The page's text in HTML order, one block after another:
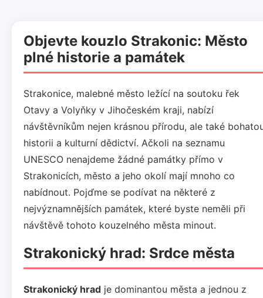
Objevte kouzlo Strakonic: Město
plné historie a památek
Strakonice, malebné město ležící na soutoku řek
Otavy a Volyňky v Jihočeském kraji, nabízí
návštěvníkům nejen krásnou přírodu, ale také
historii a kulturní dědictví. Ačkoli na seznamu
UNESCO nenajdeme žádné památky přímo v
Strakonicích, město a jeho okolí mají mnoho co
nabídnout. Pojďme se podívat na některé z
nejvýznamnějších památek, které byste neměli při
návštěvě tohoto kouzelného města minout.
Strakonický hrad: Srdce města
Strakonický hrad je dominantou města a jednou z